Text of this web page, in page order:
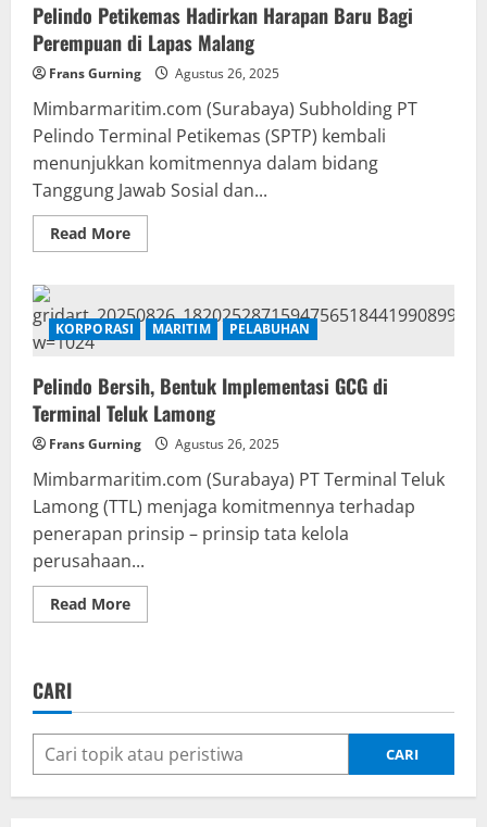
Cabang
Cirebon
Pelindo Petikemas Hadirkan Harapan Baru Bagi
Perempuan di Lapas Malang
Frans Gurning Agustus 26, 2025
Mimbarmaritim.com (Surabaya) Subholding PT
Pelindo Terminal Petikemas (SPTP) kembali
menunjukkan komitmennya dalam bidang
Tanggung Jawab Sosial dan...
Read MoreRead
more
Hadirkan
Harapan
Baru
di
Lapas
Malang
KORPORASI MARITIM PELABUHAN
Pelindo Bersih, Bentuk Implementasi GCG di
Terminal Teluk Lamong
Frans Gurning Agustus 26, 2025
Mimbarmaritim.com (Surabaya) PT Terminal Teluk
Lamong (TTL) menjaga komitmennya terhadap
penerapan prinsip – prinsip tata kelola
perusahaan...
Read MoreRead
more
GCG
Terminal
Teluk
Lamong
CARI
CARI